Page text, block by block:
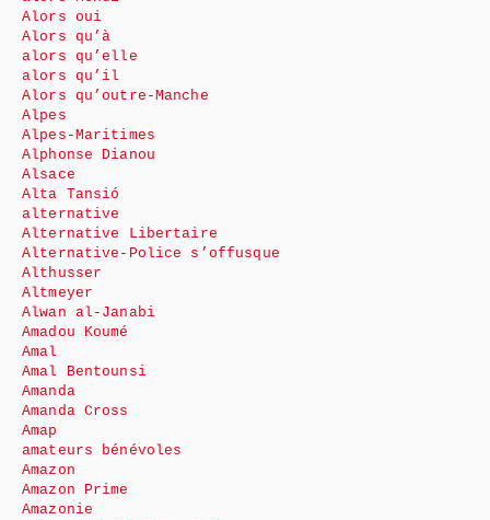
Alors oui
Alors qu’à
alors qu’elle
alors qu’il
Alors qu’outre-Manche
Alpes
Alpes-Maritimes
Alphonse Dianou
Alsace
Alta Tansió
alternative
Alternative Libertaire
Alternative-Police s’offusque
Althusser
Altmeyer
Alwan al-Janabi
Amadou Koumé
Amal
Amal Bentounsi
Amanda
Amanda Cross
Amap
amateurs bénévoles
Amazon
Amazon Prime
Amazonie